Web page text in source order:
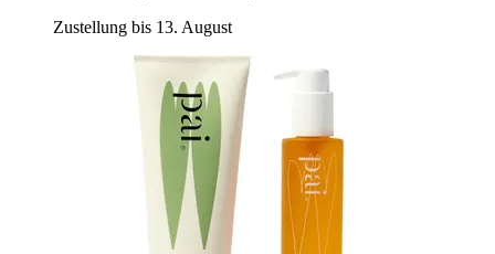
Zustellung bis 13. August